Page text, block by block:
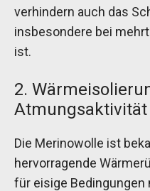
verhindern auch das
insbesondere bei
ist.
2.
Atmungsaktivität
Die Merinowolle ist
hervorragende
für eisige Bedingungen